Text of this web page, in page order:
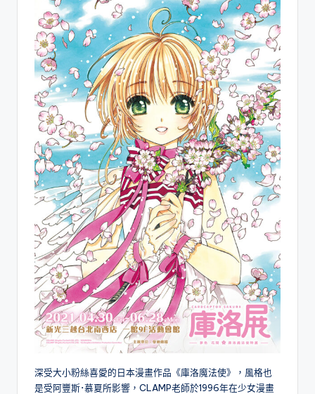
深受大小粉絲喜愛的日本漫畫作品《庫洛魔法使》，風格也
是受阿豐斯･慕夏所影響，CLAMP老師於1996年在少女漫畫